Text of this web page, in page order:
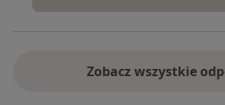
Zobacz wszystkie